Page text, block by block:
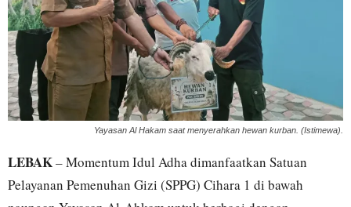
Yayasan Al Hakam saat menyerahkan hewan kurban. (Istimewa).
LEBAK– Momentum Idul Adha dimanfaatkan Satuan
Pelayanan Pemenuhan Gizi (SPPG) Cihara 1 di bawah